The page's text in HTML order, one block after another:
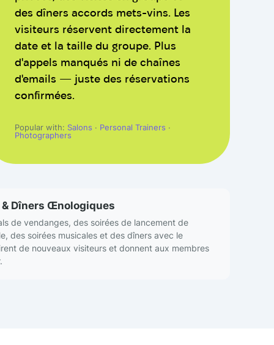
des dîners accords mets-vins. Les
visiteurs réservent directement la
date et la taille du groupe. Plus
d'appels manqués ni de chaînes
d'emails — juste des réservations
confirmées.
Popular with: Salons · Personal Trainers ·
Photographers
Dîners Œnologiques
de vendanges, des soirées de lancement de
des soirées musicales et des dîners avec le
de nouveaux visiteurs et donnent aux membres